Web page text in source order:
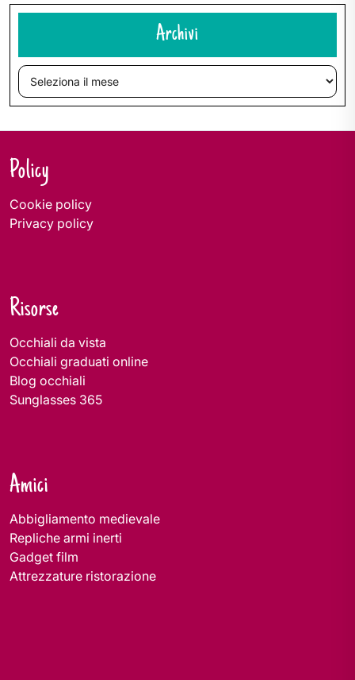
Archivi
Archivi
Policy
Cookie policy
Privacy policy
Risorse
Occhiali da vista
Occhiali graduati online
Blog occhiali
Sunglasses 365
Amici
Abbigliamento medievale
Repliche armi inerti
Gadget film
Attrezzature ristorazione